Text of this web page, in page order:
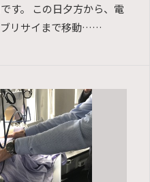
す。 この日夕方から、電
ブリサイまで移動……